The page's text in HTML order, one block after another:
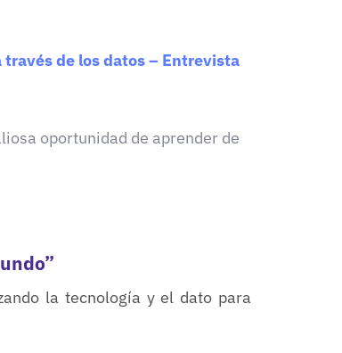
de los datos – Entrevista
oportunidad de aprender de
la tecnología y el dato para